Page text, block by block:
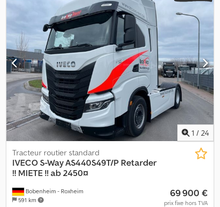
1 / 24
Bobenheim - Roxheim
591 km
Tracteur routier standard
IVECO S-Way AS440S49T/P Retarder
!! MIETE !! ab 2450¤
69 900 €
prix fixe hors TVA